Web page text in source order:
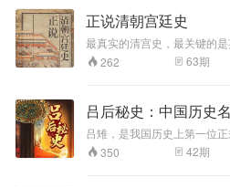
录，对原文进行了
经典解读，并进行
了说文释文，最后
还逐章对相应的经
典思想进行了活学
经全集》，能更深
刻地认识《道德
经》中所蕴涵的思
想，《道德经全
魔，我自一剑斩
之！
争议帝王。三位帝王各有千
谁的功绩更胜一筹？接下来跟
析~
正说清朝宫廷史
最真实的清宫史，最关键的是
口地道老北京话，保证您听着
262 63期
吕后秘史：中国历史
传
吕雉，是我国历史上第一位正
也是秦始皇建立皇帝制度以来
第一人，且看大汉皇后吕雉是
350 42期